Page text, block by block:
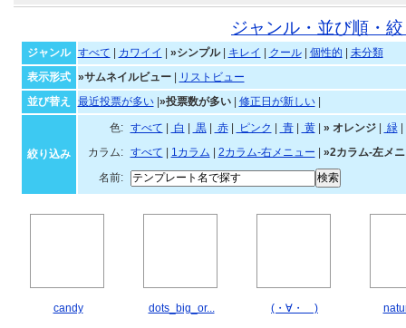
ジャンル・並び順・
ジャンル すべて カワイイ »シンプル| キレイ クール| 個性的
未分類
表示形式
»サムネイルビュー|
リストビュー
並び替え
最近投票が多い| »投票数が多い| 修正日が新しい|
絞り込み
色: すべて 白 黒| 赤| ピンク 青| 黄| » オレンジ| 緑|
カラム:
すべて 1カラム 2カラム-右メニュー
»2カラム-左メ
名前:
candy dots_big_or... (・∀・ )